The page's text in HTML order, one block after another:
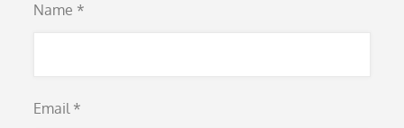
Name *
Email *